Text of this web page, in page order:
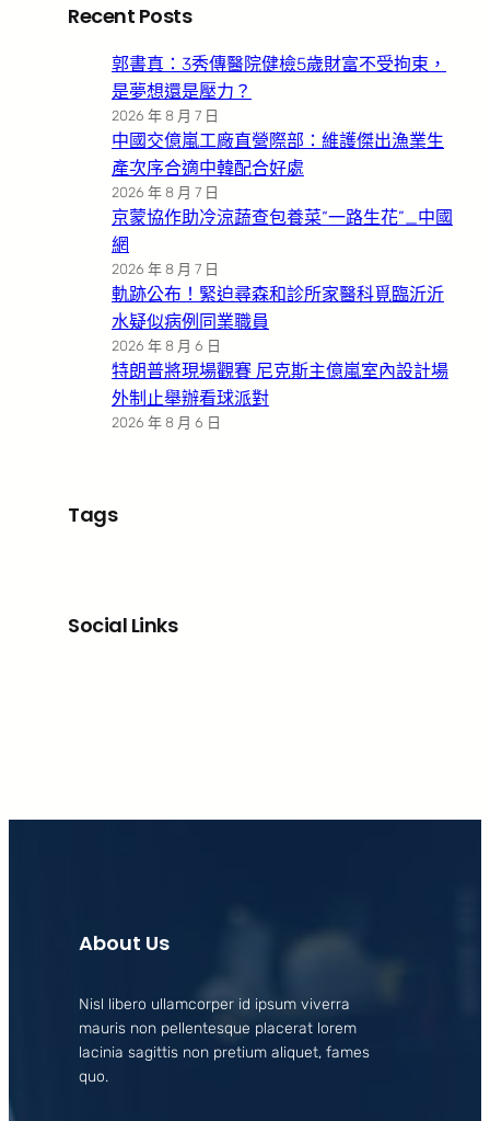
Recent Posts
郭書真：3秀傳醫院健檢5歲財富不受拘束，
是夢想還是壓力？
2026 年 8 月 7 日
中國交億嵐工廠直營際部：維護傑出漁業生
產次序合適中韓配合好處
2026 年 8 月 7 日
京蒙協作助冷涼蔬查包養菜“一路生花”_中國
網
2026 年 8 月 7 日
軌跡公布！緊迫尋森和診所家醫科覓臨沂沂
水疑似病例同業職員
2026 年 8 月 6 日
特朗普將現場觀賽 尼克斯主億嵐室內設計場
外制止舉辦看球派對
2026 年 8 月 6 日
Tags
Social Links
About Us
Nisl libero ullamcorper id ipsum viverra
mauris non pellentesque placerat lorem
lacinia sagittis non pretium aliquet, fames
quo.